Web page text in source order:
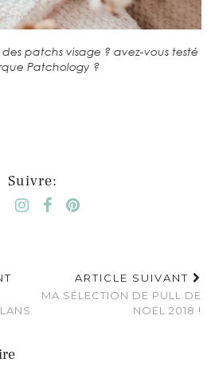
patchs visage ? avez-vous testé
Patchology ?
Suivre:
ARTICLE SUIVANT
MA SÉLECTION DE PULL DE
NOËL 2018 !